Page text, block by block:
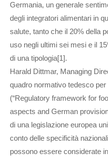
Germania, un generale
degli integratori alimentari in
salute, tanto che il 20% della
uso negli ultimi sei mesi e il
di una tipologia[1].
Harald Dittmar, Managing
quadro normativo tedesco
(“Regulatory framework for
aspects and German
di una legislazione europea
conto delle specificità
possono essere considerate